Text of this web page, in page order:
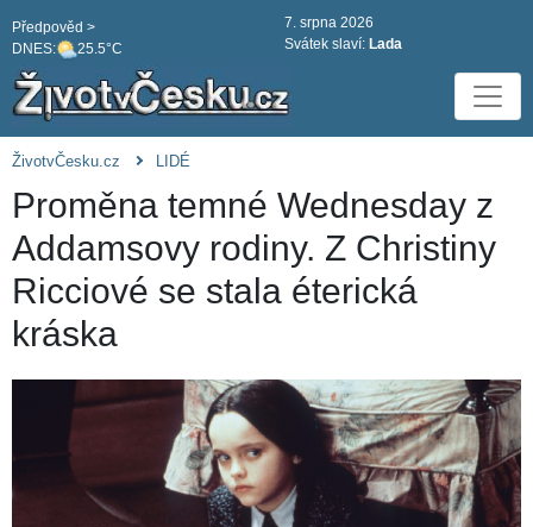
DNES: 25.5°C
Předpověd >
7. srpna 2026
Svátek slaví: Lada
ŽivotvČesku.cz LIDÉ
Proměna temné Wednesday z
Addamsovy rodiny. Z Christiny
Ricciové se stala éterická
kráska